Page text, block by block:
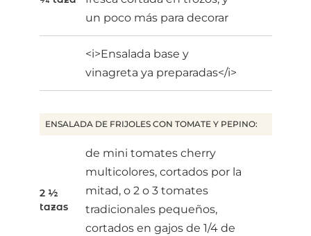
un poco más para decorar
<i>Ensalada base y
vinagreta ya preparadas</i>
ENSALADA DE FRIJOLES CON TOMATE Y PEPINO:
2 ½
tazas
de mini tomates cherry
multicolores, cortados por la
mitad, o 2 o 3 tomates
tradicionales pequeños,
cortados en gajos de 1/4 de